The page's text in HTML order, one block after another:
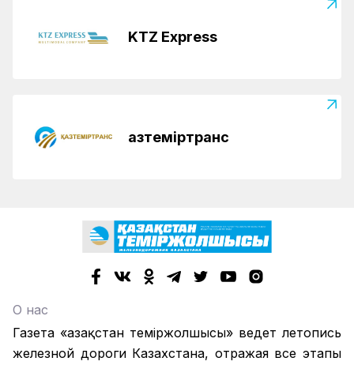
KTZ Express
Қазтеміртранс
О нас
Газета «Қазақстан теміржолшысы» ведет летопись
железной дороги Казахстана, отражая все этапы